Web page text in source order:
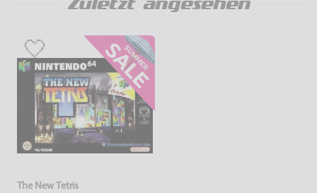
Zuletzt angesehen
The New Tetris